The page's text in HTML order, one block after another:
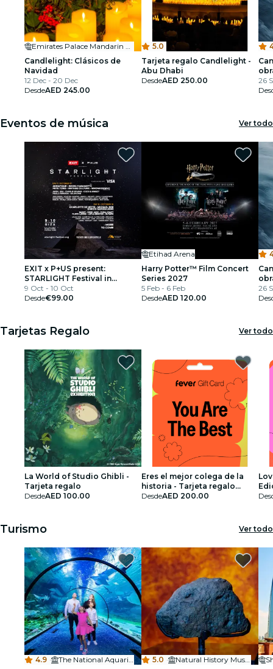
Emirates Palace Mandarin Oriental
Candlelight: Clásicos de
Navidad
12 Dec - 20 Dec
DesdeAED 245.00
5.0
Tarjeta regalo Candlelight -
Abu Dhabi
DesdeAED 250.00
26
Eventos de música Ver todo
EXIT x P+US present:
STARLIGHT Festival in
partnership with Visa
9 Oct - 10 Oct
Desde€99.00
Etihad Arena
Harry Potter™ Film Concert
Series 2027
5 Feb - 6 Feb
DesdeAED 120.00
26
Tarjetas Regalo Ver todo
La World of Studio Ghibli -
Tarjeta regalo
DesdeAED 100.00
Eres el mejor colega de la
historia - Tarjeta regalo
edición especial
DesdeAED 200.00
Turismo Ver todo
4.9 ·
The National Aquarium Abu Dhabi
5.0 ·
Natural History Museum Abu Dhabi